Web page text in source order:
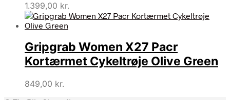
1.399,00 kr.
Gripgrab Women X27 Pacr
Kortærmet Cykeltrøje Olive Green
849,00 kr.